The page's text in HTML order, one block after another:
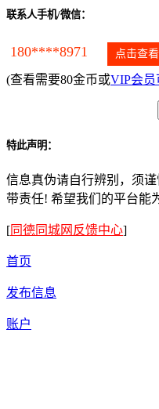
联系人手机/微信：
180****8971 点击查
(查看需要80金币或VIP会员
特此声明：
信息真伪请自行辨别，须
带责任! 希望我们的平台能
[ 同德同城网反馈中心]
首页
发布信息
账户